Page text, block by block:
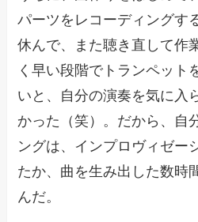
パーツをレコーディングす
休んで、また聴き直して作
く早い段階でトランペット
いと、自分の演奏を気に入
かった（笑）。だから、自
ングは、インプロヴィゼー
たか、曲を生み出した数時
んだ。